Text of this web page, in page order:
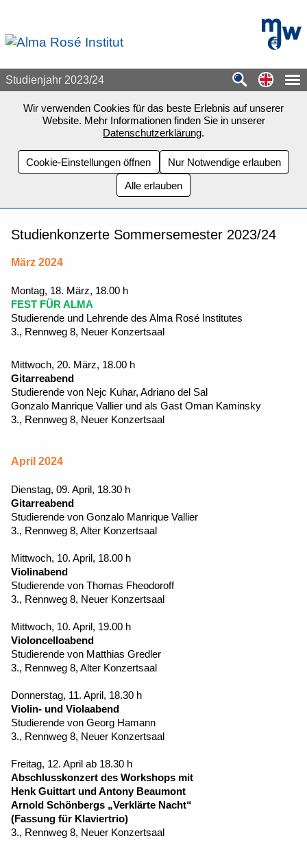
mdw -
Studienjahr 2023/24
Wir verwenden Cookies für das beste Erlebnis auf unserer
Website. Mehr Informationen finden Sie in unserer
Datenschutzerklärung.
Cookie-Einstellungen öffnen
Nur Notwendige erlauben
Alle erlauben
Studienkonzerte Sommersemester 2023/24
März 2024
Montag, 18. März, 18.00 h
FEST FÜR ALMA
Studierende und Lehrende des Alma Rosé Institutes
3., Rennweg 8, Neuer Konzertsaal
Mittwoch, 20. März, 18.00 h
Gitarreabend
Studierende von Nejc Kuhar, Adriano del Sal
Gonzalo Manrique Vallier und als Gast Oman Kaminsky
3., Rennweg 8, Neuer Konzertsaal
April 2024
Dienstag, 09. April, 18.30 h
Gitarreabend
Studierende von Gonzalo Manrique Vallier
3., Rennweg 8, Alter Konzertsaal
Mittwoch, 10. April, 18.00 h
Violinabend
Studierende von Thomas Fheodoroff
3., Rennweg 8, Neuer Konzertsaal
Mittwoch, 10. April, 19.00 h
Violoncelloabend
Studierende von Matthias Gredler
3., Rennweg 8, Alter Konzertsaal
Donnerstag, 11. April, 18.30 h
Violin- und Violaabend
Studierende von Georg Hamann
3., Rennweg 8, Neuer Konzertsaal
Freitag, 12. April ab 18.30 h
Abschlusskonzert des Workshops mit
Henk Guittart und Antony Beaumont
Arnold Schönbergs „Verklärte Nacht“
(Fassung für Klaviertrio)
3., Rennweg 8, Neuer Konzertsaal